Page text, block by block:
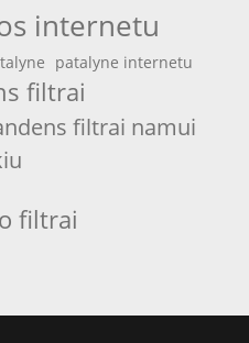
internetu
patalyne internetu
filtrai
filtrai namui
filtrai